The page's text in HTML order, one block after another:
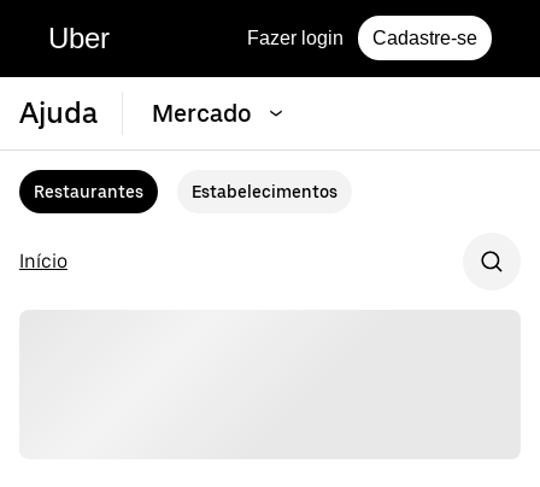
Uber Fazer login Cadastre-se
Ajuda Mercado
Restaurantes Estabelecimentos
Início